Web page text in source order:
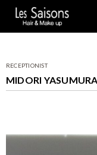
RECEPTIONIST
MIDORI YASUMURA